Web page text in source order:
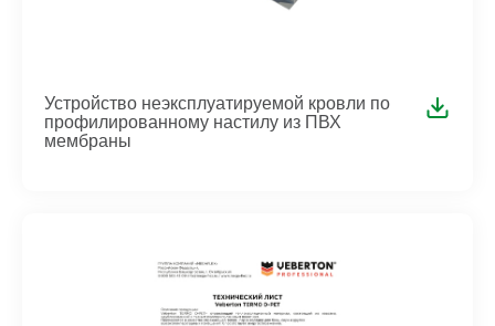
Устройство неэксплуатируемой кровли по
профилированному настилу из ПВХ
мембраны